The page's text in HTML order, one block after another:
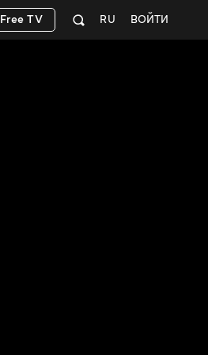
ВОЙТИ
RU
Free TV